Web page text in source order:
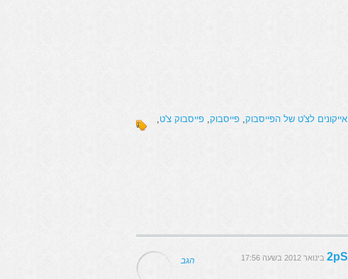
אייקונים לצ'ט של הפייסבוק, פייסבוק, פייסבוק צ'ט,
הגב